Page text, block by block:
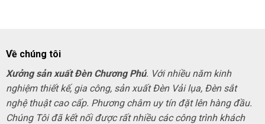
Về chúng tôi
Xưởng sản xuất Đèn Chương Phú. Với nhiều năm kinh
nghiệm thiết kế, gia công, sản xuất Đèn Vải lụa, Đèn sắt
nghệ thuật cao cấp. Phương châm uy tín đặt lên hàng đầu.
Chúng Tôi đã kết nối được rất nhiều các công trình khách